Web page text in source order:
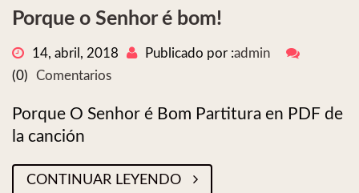
Porque o Senhor é bom!
14, abril, 2018 Publicado por :admin
(0)
Comentarios
Porque O Senhor é Bom Partitura en PDF de
la canción
CONTINUAR LEYENDO